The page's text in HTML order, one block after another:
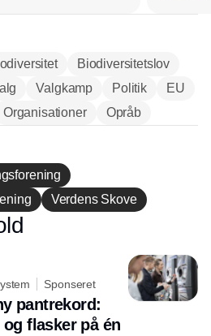
Biodiversitetslov
Valgkamp Politik
EU
Organisationer Opråb
Verdens Skove
Annonce
Sponseret
pantrekord:
flasker på én